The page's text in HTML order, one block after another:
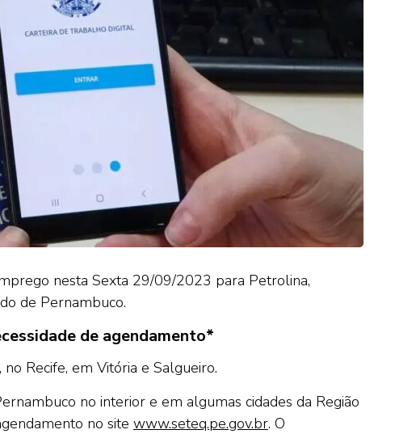
nesta Sexta 29/09/2023 para Petrolina,
de Pernambuco.
de agendamento*
Recife, em Vitória e Salgueiro.
no interior e em algumas cidades da Região
no site www.seteq.pe.gov.br. O